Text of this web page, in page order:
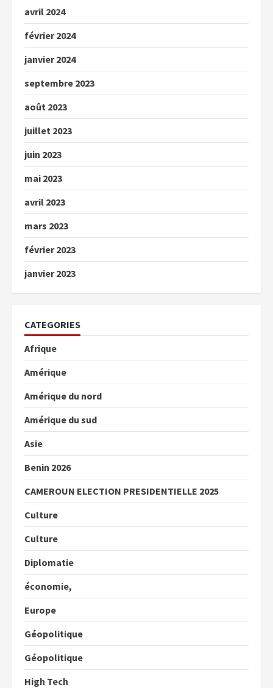
avril 2024
février 2024
janvier 2024
septembre 2023
août 2023
juillet 2023
juin 2023
mai 2023
avril 2023
mars 2023
février 2023
janvier 2023
CATEGORIES
Afrique
Amérique
Amérique du nord
Amérique du sud
Asie
Benin 2026
CAMEROUN ELECTION PRESIDENTIELLE 2025
Culture
Culture
Diplomatie
économie,
Europe
Géopolitique
Géopolitique
High Tech